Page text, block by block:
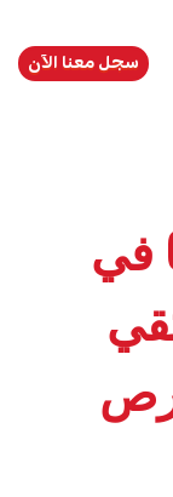
سجل معنا الآن
جامعة GELIŞIM في